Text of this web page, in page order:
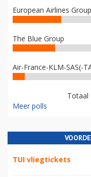
European Airlines
The Blue Group
Air-France-KLM-SAS(-
Totaal
Meer polls
TUI vliegtickets